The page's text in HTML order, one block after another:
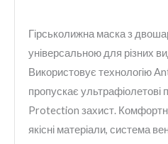
Гірськолижна маска з
універсальною для різних
Використовує технологію
пропускає ультрафіолетові
Protection захист.
якісні матеріали, система